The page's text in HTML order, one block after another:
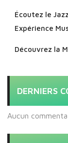
Écoutez le
Expérience
Découvrez la
DERNIERS
Aucun